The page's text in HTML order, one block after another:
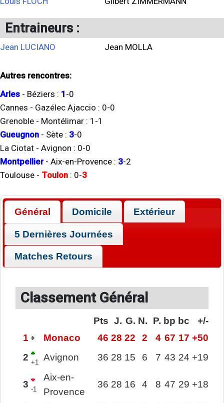
Entraineurs :
Jean LUCIANO Jean MOLLA
Autres rencontres:
Arles - Béziers : 1 -0
Cannes - Gazélec Ajaccio : 0-0
Grenoble - Montélimar : 1 -1
Gueugnon - Sète : 3-0
La Ciotat - Avignon : 0-0
Montpellier- Aix-en-Provence : 3-2
Toulouse - Toulon : 0-3
Général Domicile Extérieur
5 Dernières Journées
Matches Retours
Classement Général
Pts J. G. N. P. bp bc
+/-
1
Monaco 46 28 22 2 4 67 17 +50
2 +1 Avignon 36 28 15 6 7 43 24 +19
3 -1
Aix-en-
Provence
36 28 16 4 8 47 29 +18